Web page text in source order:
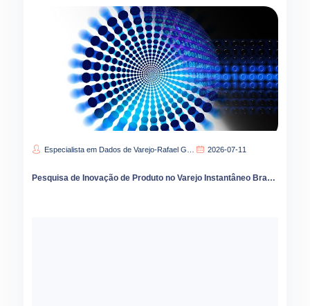
Especialista em Dados de Varejo-Rafael Gomes 2026-07-11
Pesquisa de Inovação de Produto no Varejo Instantâneo Brasileiro: o Papel de iFood e Magazine Luiza na Entrega Rápida